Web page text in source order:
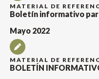
Boletín informativo
Mayo 2022
MATERIAL DE
BOLETÍN
MATERIAL DE